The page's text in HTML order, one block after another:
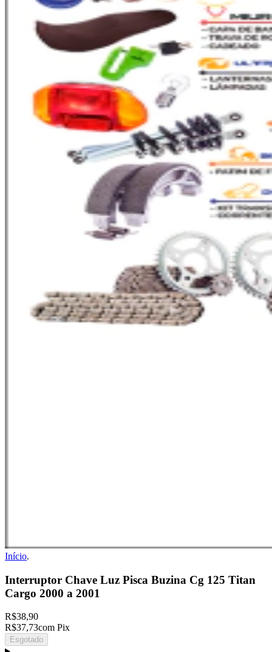
Início.
Interruptor Chave Luz Pisca Buzina Cg 125 Titan
Cargo 2000 a 2001
R$38,90
R$37,73com Pix
Esgotado